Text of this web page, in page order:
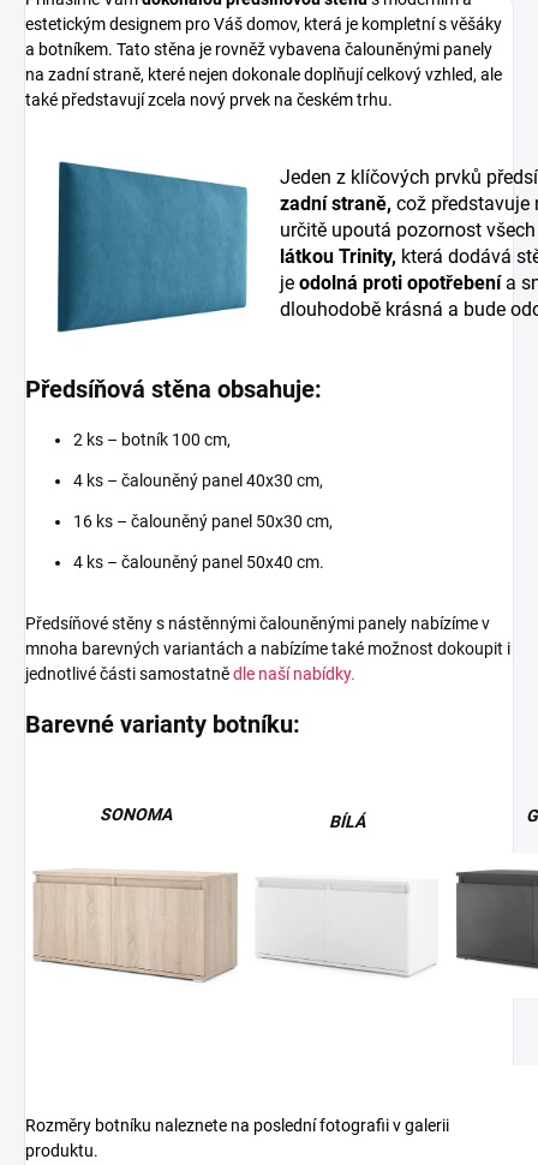
estetickým designem pro Váš domov, která je kompletní s věšáky
a botníkem. Tato stěna je rovněž vybavena čalouněnými panely
na zadní straně, které nejen dokonale doplňují celkový vzhled, ale
také představují zcela nový prvek na českém trhu.
Jeden z klíčových prvků
zadní straně, což
určitě upoutá pozornost
látkou Trinity, která dodává
je odolná proti opotřebenía
dlouhodobě krásná a bude
Předsíňová stěna obsahuje:
2 ks – botník 100 cm,
4 ks – čalouněný panel 40x30 cm,
16 ks – čalouněný panel 50x30 cm,
4 ks – čalouněný panel 50x40 cm.
Předsíňové stěny s nástěnnými čalouněnými panely nabízíme v
mnoha barevných variantách a nabízíme také možnost dokoupit i
jednotlivé části samostatnědle naší nabídky.
Barevné varianty botníku:
SONOMA BÍLÁ
Rozměry botníku naleznete na poslední fotografii v galerii
produktu.